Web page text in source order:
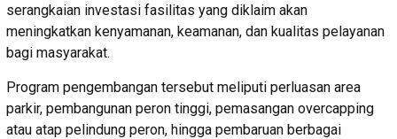
serangkaian investasi fasilitas yang diklaim akan
meningkatkan kenyamanan, keamanan, dan kualitas pelayanan
bagi masyarakat.
Program pengembangan tersebut meliputi perluasan area
parkir, pembangunan peron tinggi, pemasangan overcapping
atau atap pelindung peron, hingga pembaruan berbagai